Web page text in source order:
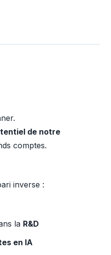
de notre
comptes.
inverse :
la R&D
en IA